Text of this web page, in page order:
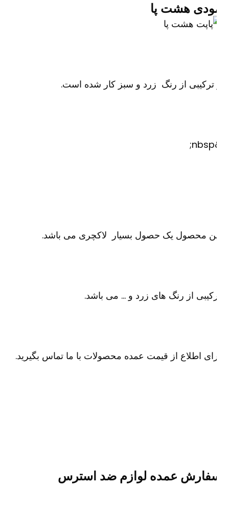
هشت پا
ترکیبی از رنگ زرد و سبز کار شده است.
محصول یک حصول بسیار لاکچری می باشد.
از رنگ های زرد و … می باشد.
اطلاع از قیمت عمده محصولات با ما تماس بگیرید.
عمده لوازم ضد استرس